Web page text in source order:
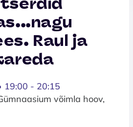
Raul ja
19:00 - 20:15
võimla hoov,